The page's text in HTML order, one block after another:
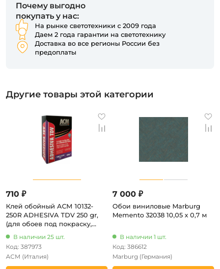
Почему выгодно
покупать у нас:
На рынке светотехники с 2009 года
Даем 2 года гарантии на светотехнику
Доставка во все регионы России без
предоплаты
Другие товары этой категории
710 ₽
Клей обойный АСМ 10132-
250R ADHESIVA TDV 250 gr,
(для обоев под покраску,
В наличии 25 шт.
Код: 387973
АСМ (Италия)
7 000 ₽
Обои виниловые Marburg
Memento 32038 10,05 x 0,7 м
В наличии 1 шт.
Код: 386612
Marburg (Германия)